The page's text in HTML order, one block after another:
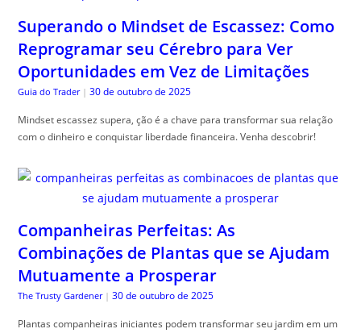
Superando o Mindset de Escassez: Como
Reprogramar seu Cérebro para Ver
Oportunidades em Vez de Limitações
Guia do Trader | 30 de outubro de 2025
Mindset escassez supera, ção é a chave para transformar sua relação
com o dinheiro e conquistar liberdade financeira. Venha descobrir!
Companheiras Perfeitas: As
Combinações de Plantas que se Ajudam
Mutuamente a Prosperar
The Trusty Gardener | 30 de outubro de 2025
Plantas companheiras iniciantes podem transformar seu jardim em um